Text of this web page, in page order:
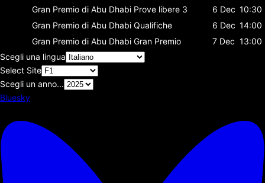
Gran Premio di Abu Dhabi Prove libere 3 6 Dec 10:30
Gran Premio di Abu Dhabi Qualifiche 6 Dec 14:00
Gran Premio di Abu Dhabi Gran Premio 7 Dec 13:00
Scegli una lingua
Select Site
Scegli un anno...
Bluesky